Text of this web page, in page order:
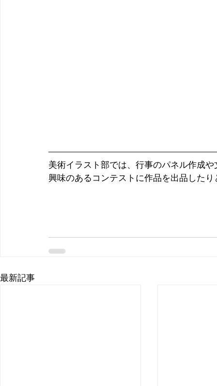
美術イラスト部では、行事のパネル作成や
興味のあるコンテストに作品を出品した
最新記事